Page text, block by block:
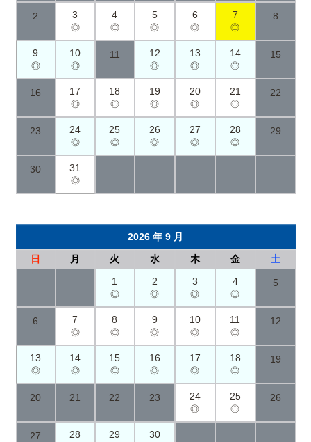
2 3
◎
4
◎
5
◎
6
◎
7
◎
8
9
◎
10
◎
11 12
◎
13
◎
14
◎
15
16 17
◎
18
◎
19
◎
20
◎
21
◎
22
23 24
◎
25
◎
26
◎
27
◎
28
◎
29
30 31
◎
2026 年 9 月
日
月 火 水 木 金
土
1
◎
2
◎
3
◎
4
◎
5
6 7
◎
8
◎
9
◎
10
◎
11
◎
12
13
◎
14
◎
15
◎
16
◎
17
◎
18
◎
19
20 21 22 23 24
◎
25
◎
26
27 28 29 30